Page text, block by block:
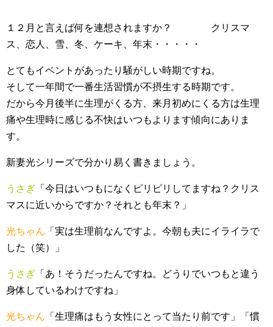
１２月と言えば何を連想されますか？ クリスマ
ス、恋人、雪、冬、ケーキ、年末・・・・・
とてもイベントがあったり騒がしい時期ですね。
そして一年間で一番生活習慣が不摂生する時期です。
だから今月後半に生理がくる方、来月初めにくる方は生理
痛や生理時に感じる不快はいつもよります傾向にありま
す。
新妻光シリーズで分かり易く書きましょう。
うさぎ 「今日はいつもになくピリピリしてますね？クリス
マスに近いからですか？それとも年末？」
光ちゃん 「実は生理前なんですよ。今朝も夫にイライラで
した（笑）」
うさぎ 「あ！そうだったんですね。どうりでいつもと違う
身体しているわけですね」
光ちゃん 「生理痛はもう女性にとって当たり前です」「慣